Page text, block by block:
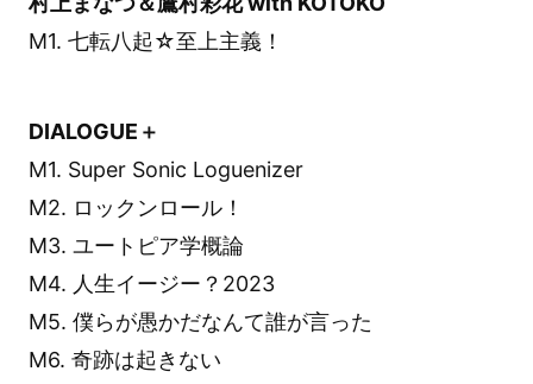
M1. 七転八起☆至上主義！
DIALOGUE＋
M1. Super Sonic Loguenizer
M2. ロックンロール！
M3. ユートピア学概論
M4. 人生イージー？2023
M5. 僕らが愚かだなんて誰が言った
M6. 奇跡は起きない